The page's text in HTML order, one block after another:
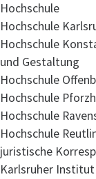
Hochschule
Hochschule
Hochschule
und Gestaltung
Hochschule
Hochschule
Hochschule
Hochschule
juristische
Karlsruher